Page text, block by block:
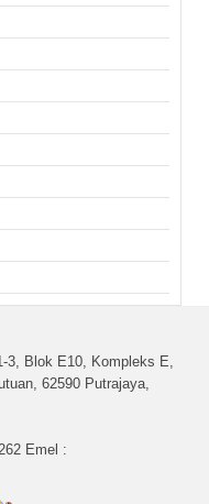
3, Blok E10, Kompleks E,
62590 Putrajaya,
Emel :